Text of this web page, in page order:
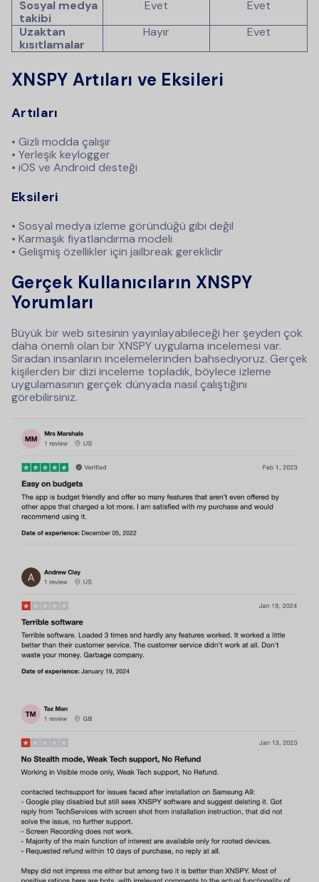
Sosyal medya
takibi
Evet
Evet
Uzaktan
kısıtlamalar
Hayır Evet
XNSPY Artıları ve Eksileri
Artıları
• Gizli modda çalışır
• Yerleşik keylogger
• iOS ve Android desteği
Eksileri
• Sosyal medya izleme göründüğü gibi değil
• Karmaşık fiyatlandırma modeli
• Gelişmiş özellikler için jailbreak gereklidir
Gerçek Kullanıcıların XNSPY
Yorumları
Büyük bir web sitesinin yayınlayabileceği her şeyden çok
daha önemli olan bir XNSPY uygulama incelemesi var.
Sıradan insanların incelemelerinden bahsediyoruz. Gerçek
kişilerden bir dizi inceleme topladık, böylece izleme
uygulamasının gerçek dünyada nasıl çalıştığını
görebilirsiniz.